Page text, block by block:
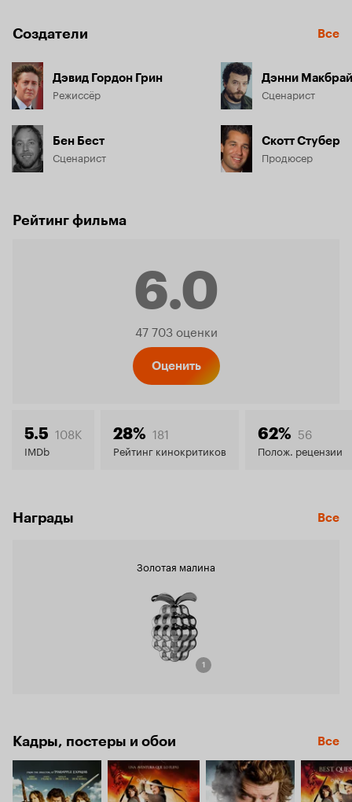
Создатели Все
Дэвид Гордон Грин
Режиссёр
Бен Бест
Сценарист
Дэнни
Сценарист
Скотт Стубер
Продюсер
Рейтинг фильма
6.0
Рейтинг
6.0
47 703 оценки
Оценить
5.5 108K
IMDb
28% 181
Рейтинг кинокритиков
62% 56
Полож. рецензии
Награды Все
Золотая малина
1
Кадры, постеры и обои Все